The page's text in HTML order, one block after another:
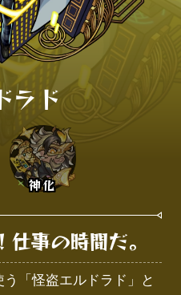
ラド
神化
事の時間だ。
「怪盗エルドラド」と